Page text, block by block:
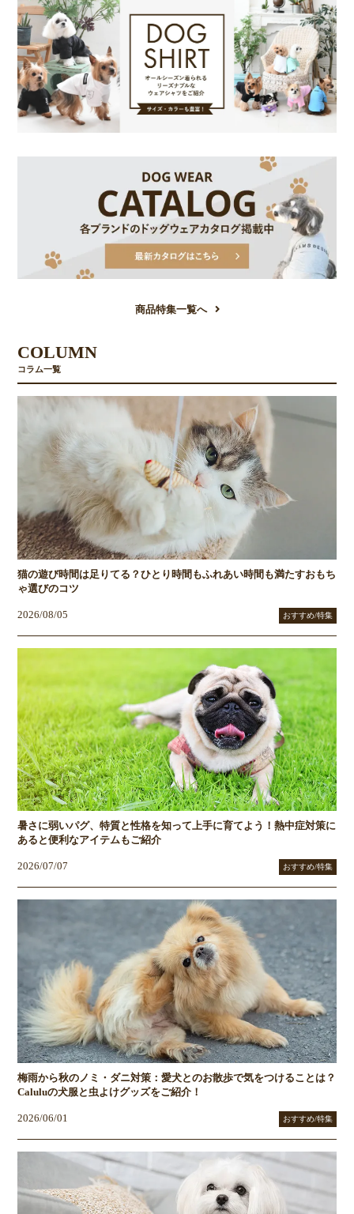
商品特集一覧へ
COLUMN
コラム一覧
猫の遊び時間は足りてる？ひとり時間もふれあい時間も満たすおもち
ゃ選びのコツ
2026/08/05 おすすめ/特集
暑さに弱いパグ、特質と性格を知って上手に育てよう！熱中症対策に
あると便利なアイテムもご紹介
2026/07/07 おすすめ/特集
梅雨から秋のノミ・ダニ対策：愛犬とのお散歩で気をつけることは？
Caluluの犬服と虫よけグッズをご紹介！
2026/06/01 おすすめ/特集